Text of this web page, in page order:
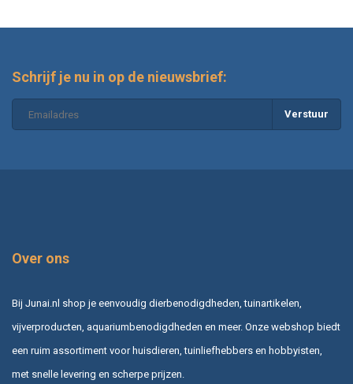
Schrijf je nu in op de nieuwsbrief:
Verstuur
Over ons
Bij Junai.nl shop je eenvoudig dierbenodigdheden, tuinartikelen,
vijverproducten, aquariumbenodigdheden en meer. Onze webshop biedt
een ruim assortiment voor huisdieren, tuinliefhebbers en hobbyisten,
met snelle levering en scherpe prijzen.